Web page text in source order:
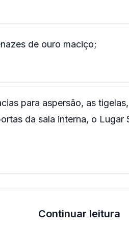
de ouro maciço;
para aspersão, as
da sala interna, o
Continuar leitura